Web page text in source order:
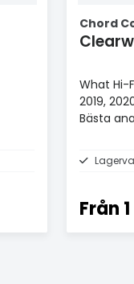
Chord
What Hi-
2019,
Bästa
Från